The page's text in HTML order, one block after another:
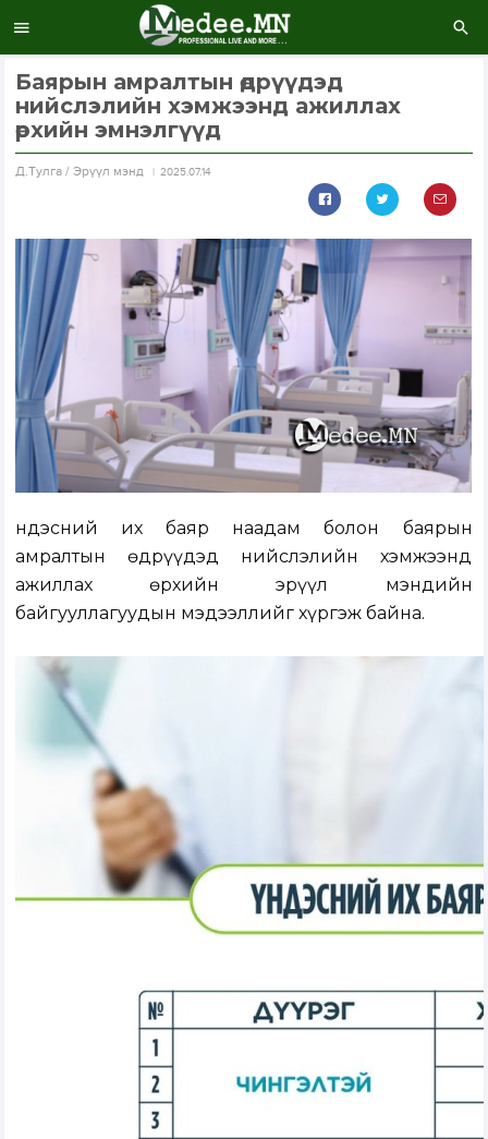
Баярын амралтын өдрүүдэд
нийслэлийн хэмжээнд ажиллах
өрхийн эмнэлгүүд
Д.Тулга / Эрүүл мэнд 2025.07.14
Үндэсний их баяр наадам болон баярын
амралтын өдрүүдэд нийслэлийн хэмжээнд
ажиллах өрхийн эрүүл мэндийн
байгууллагуудын мэдээллийг хүргэж байна.